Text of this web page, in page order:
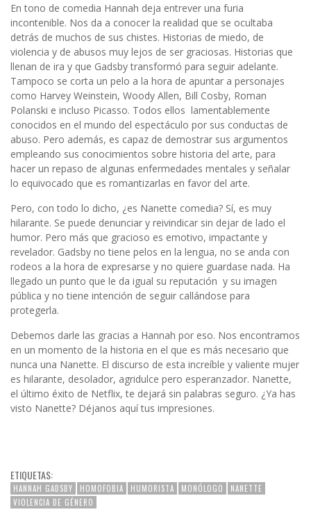
En tono de comedia Hannah deja entrever una furia
incontenible. Nos da a conocer la realidad que se ocultaba
detrás de muchos de sus chistes. Historias de miedo, de
violencia y de abusos muy lejos de ser graciosas. Historias que
llenan de ira y que Gadsby transformó para seguir adelante.
Tampoco se corta un pelo a la hora de apuntar a personajes
como Harvey Weinstein, Woody Allen, Bill Cosby, Roman
Polanski e incluso Picasso. Todos ellos lamentablemente
conocidos en el mundo del espectáculo por sus conductas de
abuso. Pero además, es capaz de demostrar sus argumentos
empleando sus conocimientos sobre historia del arte, para
hacer un repaso de algunas enfermedades mentales y señalar
lo equivocado que es romantizarlas en favor del arte.
Pero, con todo lo dicho, ¿es Nanette comedia? Sí, es muy
hilarante. Se puede denunciar y reivindicar sin dejar de lado el
humor. Pero más que gracioso es emotivo, impactante y
revelador. Gadsby no tiene pelos en la lengua, no se anda con
rodeos a la hora de expresarse y no quiere guardase nada. Ha
llegado un punto que le da igual su reputación y su imagen
pública y no tiene intención de seguir callándose para
protegerla.
Debemos darle las gracias a Hannah por eso. Nos encontramos
en un momento de la historia en el que es más necesario que
nunca una Nanette. El discurso de esta increíble y valiente mujer
es hilarante, desolador, agridulce pero esperanzador. Nanette,
el último éxito de Netflix, te dejará sin palabras seguro. ¿Ya has
visto Nanette? Déjanos aquí tus impresiones.
ETIQUETAS:
HANNAH GADSBY HOMOFOBIA HUMORISTA MONÓLOGO
NANETTE
VIOLENCIA DE GÉNERO